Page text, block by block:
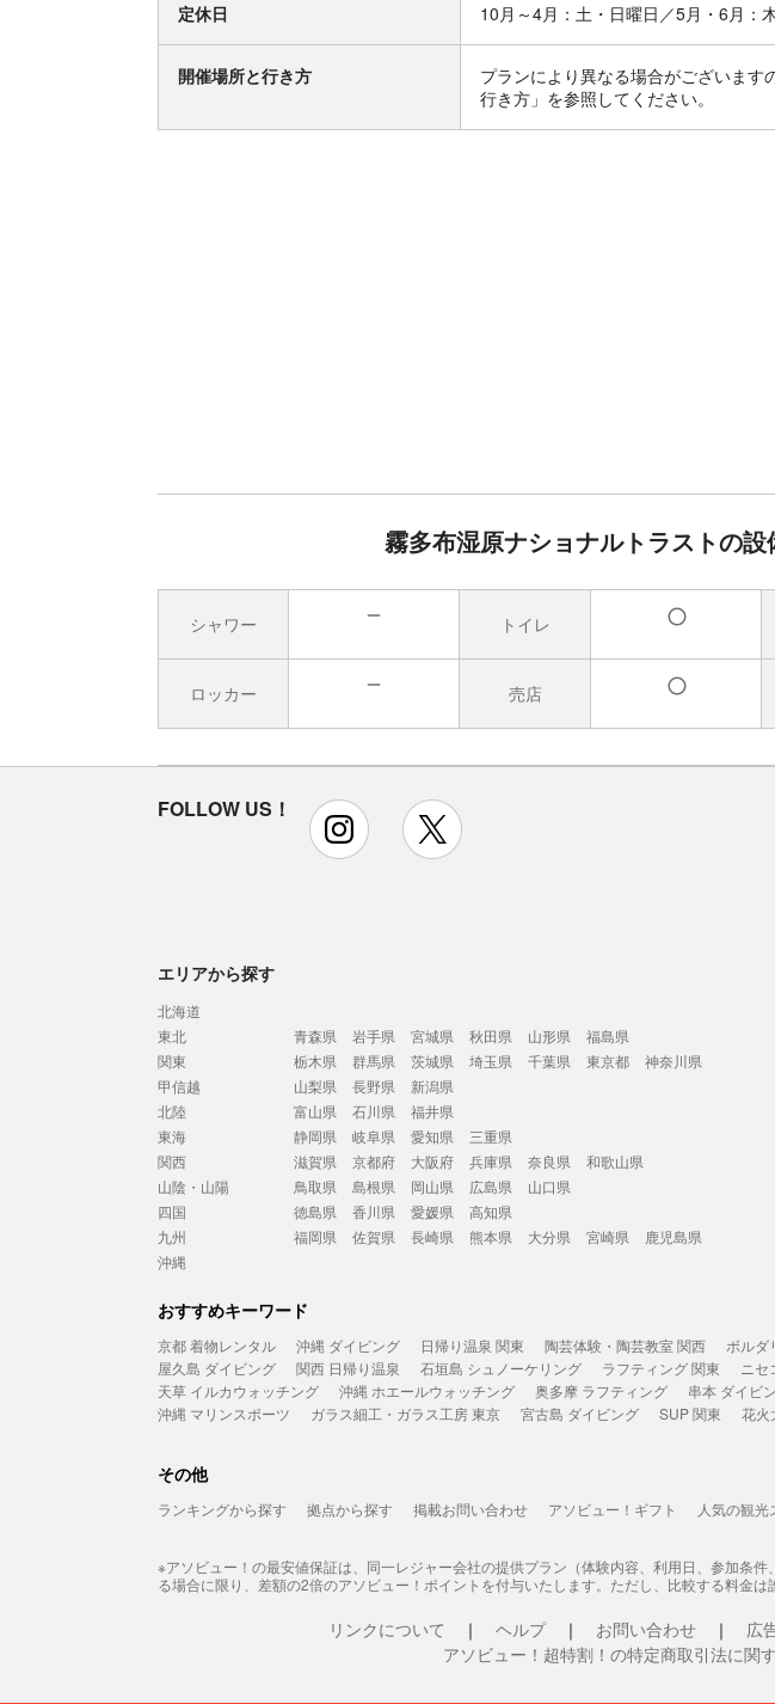
定休日 10月～4月：土・日曜日／5月・6月：
開催場所と行き方
プランにより異なる場合がございます
行き方」を参照してください。
霧多布湿原ナショナルトラストの設
シャワー トイレ
ロッカー 売店
FOLLOW US！ instagram
エリアから探す
北海道
東北
青森県 岩手県 宮城県 秋田県 山形県
福島県
関東
栃木県 群馬県 茨城県 埼玉県 千葉県 東京都
神奈川県
甲信越
山梨県 長野県
新潟県
北陸
富山県 石川県
福井県
東海
静岡県 岐阜県 愛知県
三重県
関西
滋賀県 京都府 大阪府 兵庫県 奈良県
和歌山県
山陰・山陽
鳥取県 島根県 岡山県 広島県
山口県
四国
徳島県 香川県 愛媛県
高知県
九州
福岡県 佐賀県 長崎県 熊本県 大分県 宮崎県
鹿児島県
沖縄
おすすめキーワード
京都 着物レンタル 沖縄 ダイビング 日帰り温泉 関東 陶芸体験・陶芸教室 関西 ボルダ
屋久島 ダイビング
関西 日帰り温泉 石垣島 シュノーケリング ラフティング 関東 ニセ
天草 イルカウォッチング
沖縄 ホエールウォッチング 奥多摩 ラフティング 串本 ダイビ
沖縄 マリンスポーツ
ガラス細工・ガラス工房 東京 宮古島 ダイビング SUP 関東 花火
その他
ランキングから探す 拠点から探す 掲載お問い合わせ アソビュー！ギフト 人気の観
※アソビュー！の最安値保証は、同一レジャー会社の提供プラン（体験内容、利用日、参加条
る場合に限り、差額の2倍のアソビュー！ポイントを付与いたします。ただし、比較する料金は
リンクについて ヘルプ お問い合わせ 広
アソビュー！超特割！の特定商取引法に関